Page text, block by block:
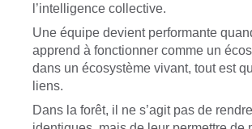
l’intelligence collective.
Une équipe devient performante
apprend à fonctionner comme un
dans un écosystème vivant, tout est
liens.
Dans la forêt, il ne s’agit pas de